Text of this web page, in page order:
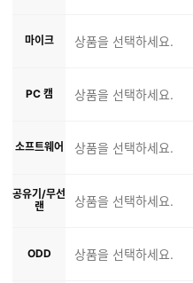
마이크 상품을 선택하세요.
PC 캠 상품을 선택하세요.
소프트웨어 상품을 선택하세요.
공유기/무선
랜
상품을 선택하세요.
ODD 상품을 선택하세요.